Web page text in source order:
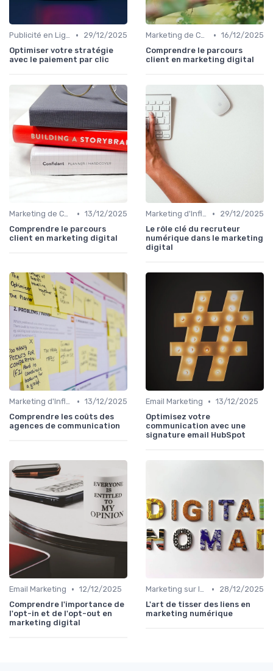
Publicité en Ligne (PPC, Display) •
29/12/2025
Optimiser votre stratégie
avec le paiement par clic
Marketing de Contenu • 16/12/2025
Comprendre le parcours
client en marketing digital
Marketing de Contenu • 13/12/2025
Comprendre le parcours
client en marketing digital
Marketing d'Influence •
29/12/2025
Le rôle clé du recruteur
numérique dans le marketing
digital
Marketing d'Influence • 13/12/2025
Comprendre les coûts des
agences de communication
Email Marketing • 13/12/2025
Optimisez votre
communication avec une
signature email HubSpot
Email Marketing • 12/12/2025
Comprendre l'importance de
l'opt-in et de l'opt-out en
marketing digital
Marketing sur les Réseaux Sociaux •
28/12/2025
L'art de tisser des liens en
marketing numérique